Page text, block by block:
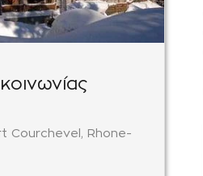
Courchevel, Rhone-